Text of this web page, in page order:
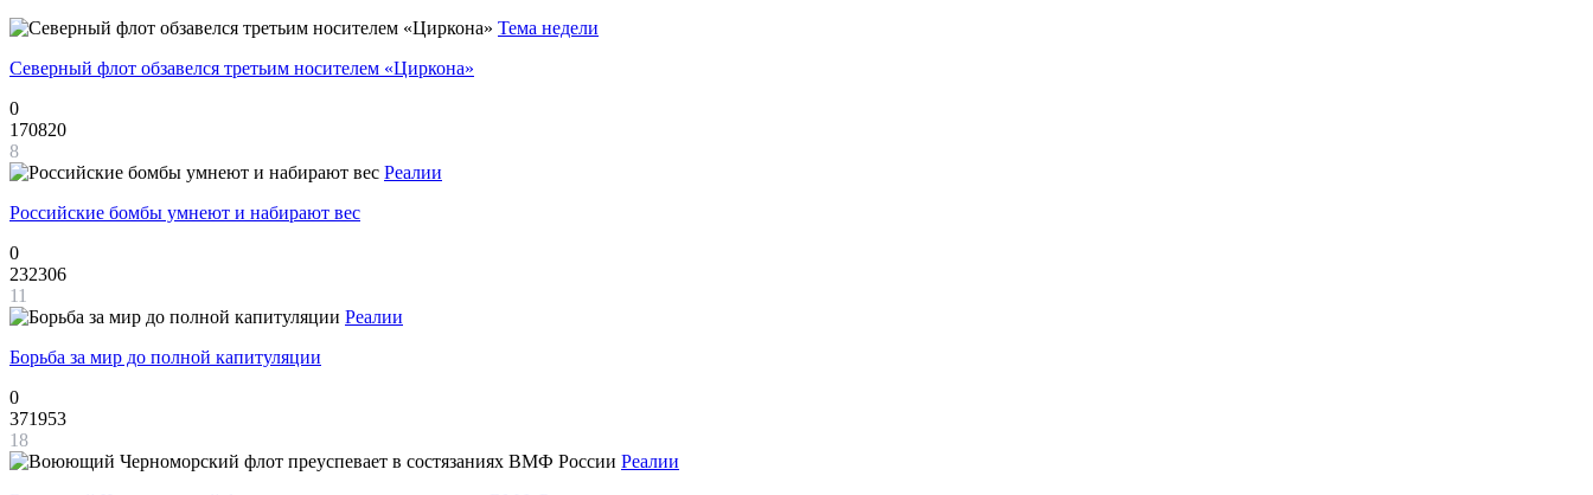
Тема недели
Северный флот обзавелся третьим носителем «Циркона»
0
170820
8
Реалии
Российские бомбы умнеют и набирают вес
0
232306
11
Реалии
Борьба за мир до полной капитуляции
0
371953
18
Реалии